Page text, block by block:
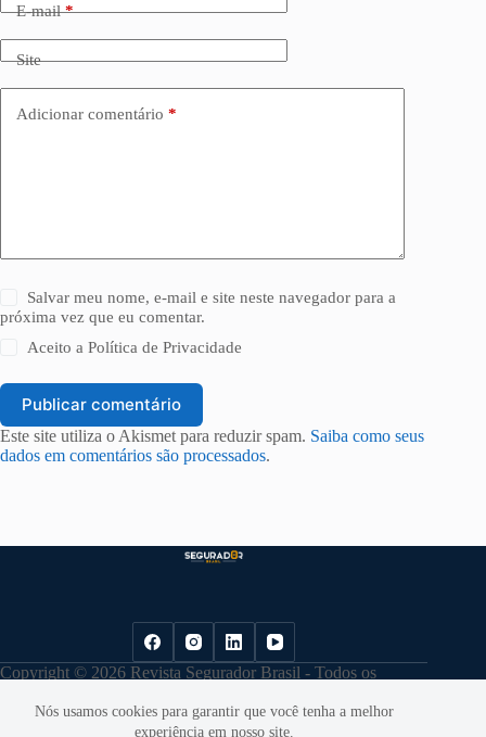
Nós usamos cookies para garantir que você tenha a melhor
experiência em nosso site.
E-mail*
Site
Adicionar comentário *
Salvar meu nome, e-mail e site neste navegador para a
próxima vez que eu comentar.
Aceito aPolítica de Privacidade
Publicar comentário
Este site utiliza o Akismet para reduzir spam. Saiba como seus
dados em comentários são processados.
Copyright © 2026 Revista Segurador Brasil - Todos os